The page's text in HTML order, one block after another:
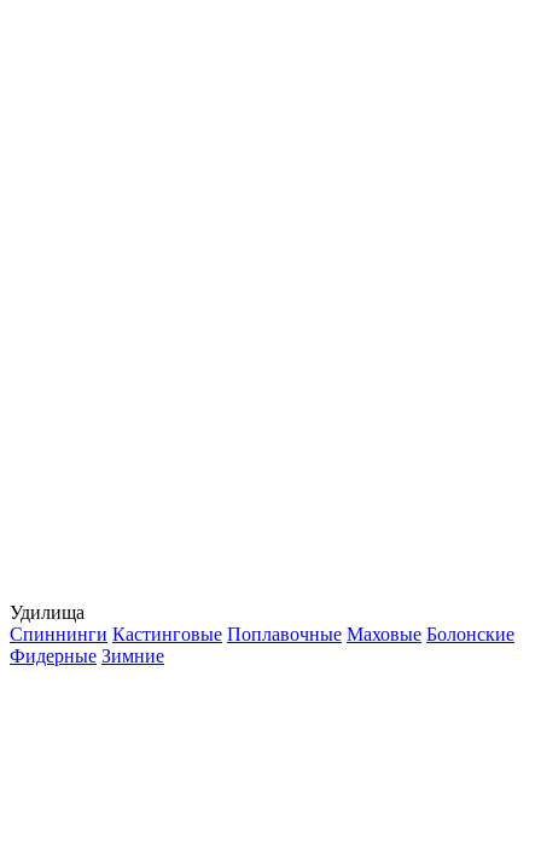
Удилища
Спиннинги Кастинговые Поплавочные Маховые Болонские
Фидерные Зимние